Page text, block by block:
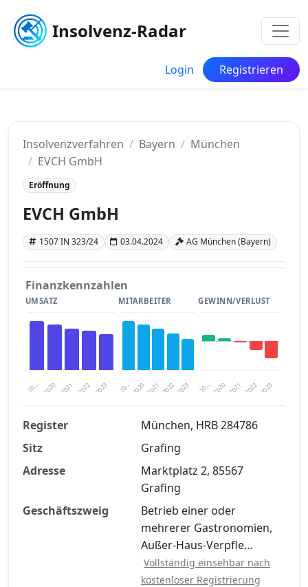
Insolvenz-Radar
Login Registrieren
Insolvenzverfahren Bayern
München
EVCH GmbH
Eröffnung
EVCH GmbH
1507 IN 323/24 03.04.2024 AG München (Bayern)
Finanzkennzahlen
UMSATZ
20… 2021 2023
2020 2022
MITARBEITER
20… 2021 2023
2020 2022
GEWINN/VERLUST
20… 2021 2023
2020 2022
Finanzkennzahlen nach kostenloser
Registrierung verfügbar
Jetzt kostenlos registrieren
Register
München, HRB 284786
Sitz
Grafing
Adresse
Marktplatz 2, 85567
Grafing
Geschäftszweig
Betrieb einer oder
mehrerer Gastronomien,
Außer-Haus-Verpfle…
Vollständig einsehbar nach
kostenloser Registrierung